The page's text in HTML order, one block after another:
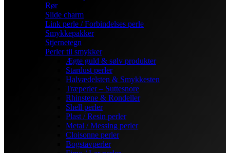
Rør
Slide charm
Link perle / Forbindelses perle
Smykkepakker
Stjernetegn
Perler til smykker
Ægte guld & sølv produkter
Stardust perler
Halvædelsten & Smykkesten
Træperler – Suttesnore
Rhinstene & Rondeller
Shell perler
Plast / Resin perler
Metal / Messing perler
Cloisonne perler
Bogstavperler